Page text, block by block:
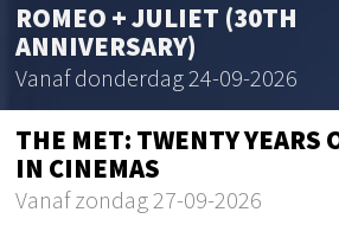
ROMEO + JULIET (30TH
ANNIVERSARY)
Vanaf donderdag 24-09-2026
THE MET: TWENTY YEARS
IN CINEMAS
Vanaf zondag 27-09-2026